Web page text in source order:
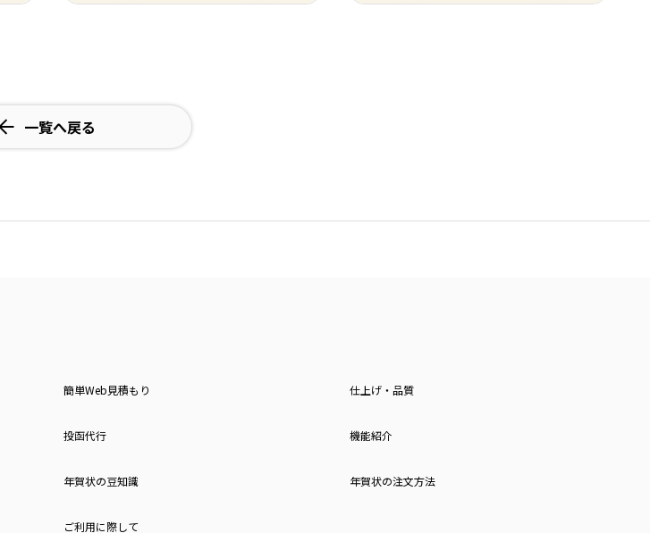
一覧へ戻る
簡単Web見積もり 仕上げ・品質
投函代行 機能紹介
年賀状の豆知識 年賀状の注文方法
ご利用に際して